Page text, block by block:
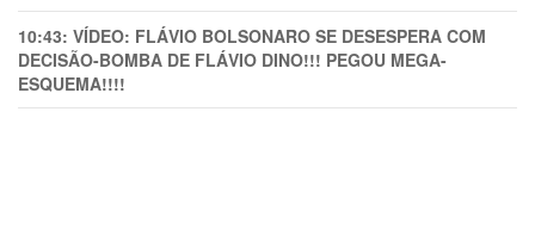
10:43: VÍDEO: FLÁVIO BOLSONARO SE DESESPERA COM
DECISÃO-BOMBA DE FLÁVIO DINO!!! PEGOU MEGA-
ESQUEMA!!!!